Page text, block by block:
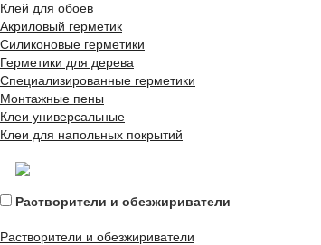
Клей для обоев
Акриловый герметик
Силиконовые герметики
Герметики для дерева
Специализированные герметики
Монтажные пены
Клеи универсальные
Клеи для напольных покрытий
Растворители и обезжириватели
Растворители и обезжириватели